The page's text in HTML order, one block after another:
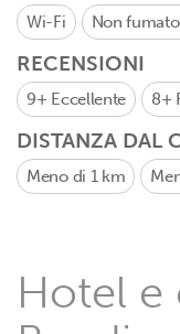
Wi-Fi Non
RECENSIONI
9+ Eccellente 8+
DISTANZA DAL
Meno di 1 km
Hotel e